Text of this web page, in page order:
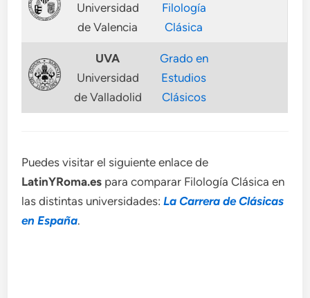
Universidad
de Valencia
Filología
Clásica
UVA
Universidad
de Valladolid
Grado en
Estudios
Clásicos
Puedes visitar el siguiente enlace de
LatinYRoma.es para comparar Filología Clásica en
las distintas universidades:La Carrera de Clásicas
en España.